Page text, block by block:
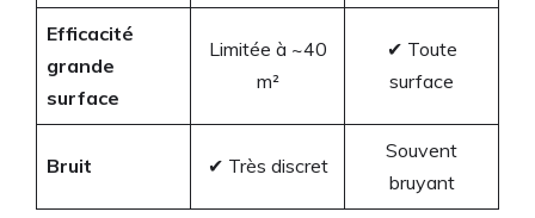
Efficacité
grande
surface
Limitée à ~40
m²
✔ Toute
surface
Bruit ✔ Très discret
Souvent
bruyant